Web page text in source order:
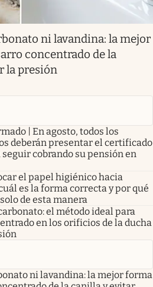
ni lavandina: la mejor
concentrado de la
la presión
| En agosto, todos los
deberán presentar el certificado
cobrando su pensión en
el papel higiénico hacia
es la forma correcta y por qué
de esta manera
el método ideal para
en los orificios de la ducha
ni lavandina: la mejor forma